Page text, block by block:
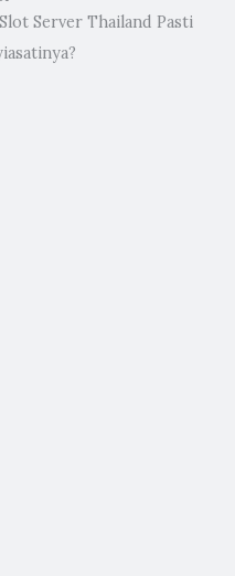
Server Thailand Pasti